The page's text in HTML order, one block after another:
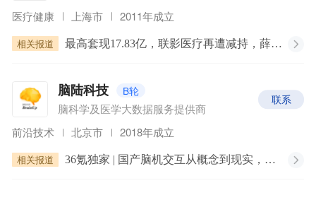
医疗健康 上海市 2011年成立
相关报道 最高套现17.83亿，联影医疗再遭减持，薛敏身家两年缩水超百亿
脑陆科技 B轮
脑科学及医学大数据服务提供商
联系
前沿技术 北京市 2018年成立
相关报道 36氪独家 | 国产脑机交互从概念到现实，「脑陆科技」获得近亿元融资